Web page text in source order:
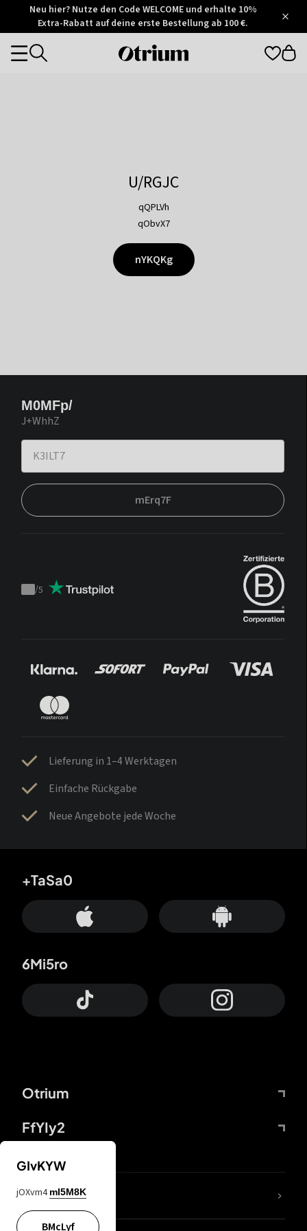
Otrium
Trustpilot
Neu hier? Nutze den Code WELCOME und erhalte 10%
Extra-Rabatt auf deine erste Bestellung ab 100 €.
Otrium
Categories
U/RGJC
qQPLVh
qObvX7
nYKQKg
M0MFp/
J+WhhZ
mErq7F
Trustpilot
/5
Lieferung in 1–4 Werktagen
Einfache Rückgabe
Neue Angebote jede Woche
Otrium
FfYIy2
+TaSa0
6Mi5ro
DDcvSo
GIvKYW
jOXvm4 mI5M8K
BMcLyf